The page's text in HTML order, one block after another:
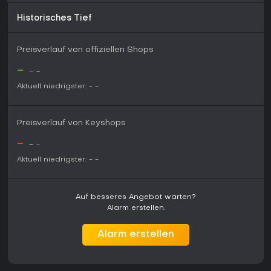
Historisches Tief
Preisverlauf von offiziellen Shops
- - -
Aktuell niedrigster: - -
Preisverlauf von Keyshops
- - -
Aktuell niedrigster: - -
Auf besseres Angebot warten?
Alarm erstellen.
Alarm erstellen